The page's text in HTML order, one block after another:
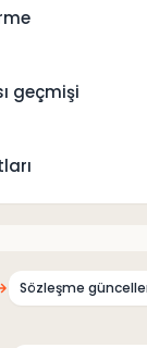
geçmişi
Sözleşme